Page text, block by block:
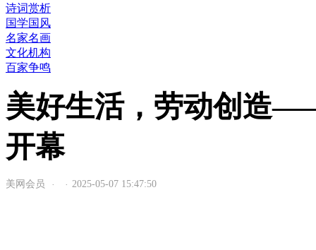
诗词赏析
国学国风
名家名画
文化机构
百家争鸣
美好生活，劳动创造
开幕
美网会员 · · 2025-05-07 15:47:50